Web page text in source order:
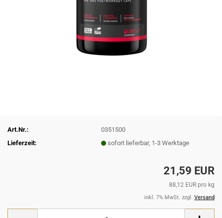
Art.Nr.:
0351500
Lieferzeit:
sofort lieferbar, 1-3 Werktage
21,59 EUR
88,12 EUR pro kg
inkl. 7% MwSt. zzgl. Versand